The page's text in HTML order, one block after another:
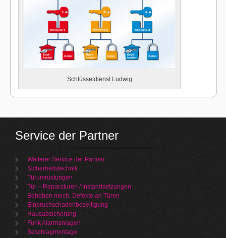
Schlüsseldienst Ludwig
Service der Partner
Weiterer Service der Partner
Sicherheitstechnik
Türumrüstungen
Tür – Reparaturen / Instandsetzungen
Beheben mech. Defekte an Türen
Einbruchschadenbeseitigung
Hausabsicherung
Funk Alarmanlagen
Beschlagmontage